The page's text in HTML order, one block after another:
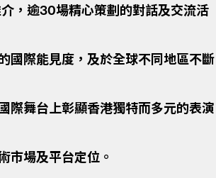
，逾30場精心策劃的對話及交流活
國際能見度，及於全球不同地區不斷
際舞台上彰顯香港獨特而多元的表演
市場及平台定位。